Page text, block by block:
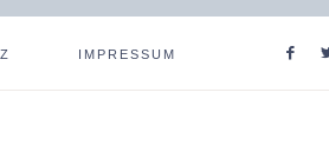
IMPRESSUM